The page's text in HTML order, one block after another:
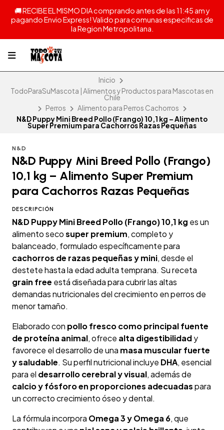
🚚 RECIBE EL MISMO DIA comprando antes de las 11:45 am y
pagando Envio Express! Valido para comunas especificas de
la Region Metropolitana.
Inicio
TodoParaSuMascota | Alimentos y Productos para Mascotas en
Chile
Perros
Alimento para Perros Cachorros
N&D Puppy Mini Breed Pollo (Frango) 10,1 kg – Alimento
Super Premium para Cachorros Razas Pequeñas
N&D
N&D Puppy Mini Breed Pollo (Frango)
10,1 kg – Alimento Super Premium
para Cachorros Razas Pequeñas
DESCRIPCIÓN
N&D Puppy Mini Breed Pollo (Frango) 10,1 kg es un
alimento secosuper premium, completo y
balanceado, formulado específicamente para
cachorros de razas pequeñas y mini, desde el
destete hasta la edad adulta temprana. Su receta
grain free está diseñada para cubrir las altas
demandas nutricionales del crecimiento en perros de
menor tamaño.
Elaborado con pollo fresco como principal fuente
de proteína animal, ofrece alta digestibilidady
favorece el desarrollo de una masa muscular fuerte
y saludable. Su perfil nutricional incluye DHA, esencial
para el desarrollo cerebral y visual, además de
calcio y fósforo en proporciones adecuadaspara
un correcto crecimiento óseo y dental.
La fórmula incorpora Omega 3 y Omega 6, que